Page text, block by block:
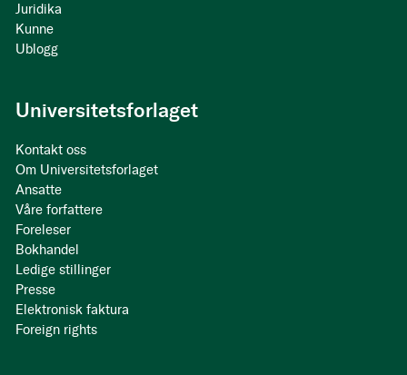
Juridika
Kunne
Ublogg
Universitetsforlaget
Kontakt oss
Om Universitetsforlaget
Ansatte
Våre forfattere
Foreleser
Bokhandel
Ledige stillinger
Presse
Elektronisk faktura
Foreign rights